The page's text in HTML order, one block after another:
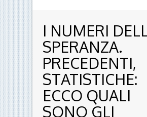
I NUMERI
SPERANZA.
PRECEDENTI,
STATISTICHE:
ECCO QUALI
SONO GLI